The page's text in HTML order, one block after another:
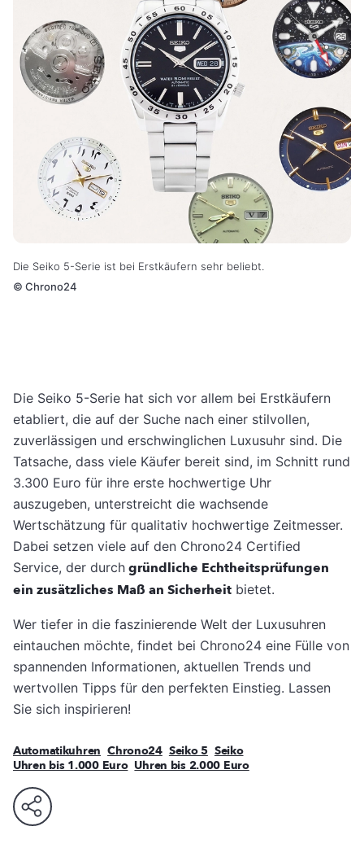
Die Seiko 5-Serie ist bei Erstkäufern sehr beliebt.
© Chrono24
Die Seiko 5-Serie hat sich vor allem bei Erstkäufern
etabliert, die auf der Suche nach einer stilvollen,
zuverlässigen und erschwinglichen Luxusuhr sind. Die
Tatsache, dass viele Käufer bereit sind, im Schnitt rund
3.300 Euro für ihre erste hochwertige Uhr
auszugeben, unterstreicht die wachsende
Wertschätzung für qualitativ hochwertige Zeitmesser.
Dabei setzen viele auf den Chrono24 Certified
Service, der durch gründliche Echtheitsprüfungen
ein zusätzliches Maß an Sicherheit bietet.
Wer tiefer in die faszinierende Welt der Luxusuhren
eintauchen möchte, findet bei Chrono24 eine Fülle von
spannenden Informationen, aktuellen Trends und
wertvollen Tipps für den perfekten Einstieg. Lassen
Sie sich inspirieren!
Automatikuhren Chrono24 Seiko 5 Seiko
Uhren bis 1.000 Euro Uhren bis 2.000 Euro